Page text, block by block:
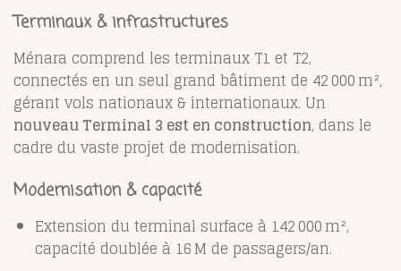
Terminaux & infrastructures
Ménara comprend les terminaux T1 et T2,
connectés en un seul grand bâtiment de 42 000 m²,
gérant vols nationaux & internationaux. Un
nouveau Terminal 3 est en construction, dans le
cadre du vaste projet de modernisation.
Modernisation & capacité
Extension du terminal surface à 142 000 m²,
capacité doublée à 16 M de passagers/an.